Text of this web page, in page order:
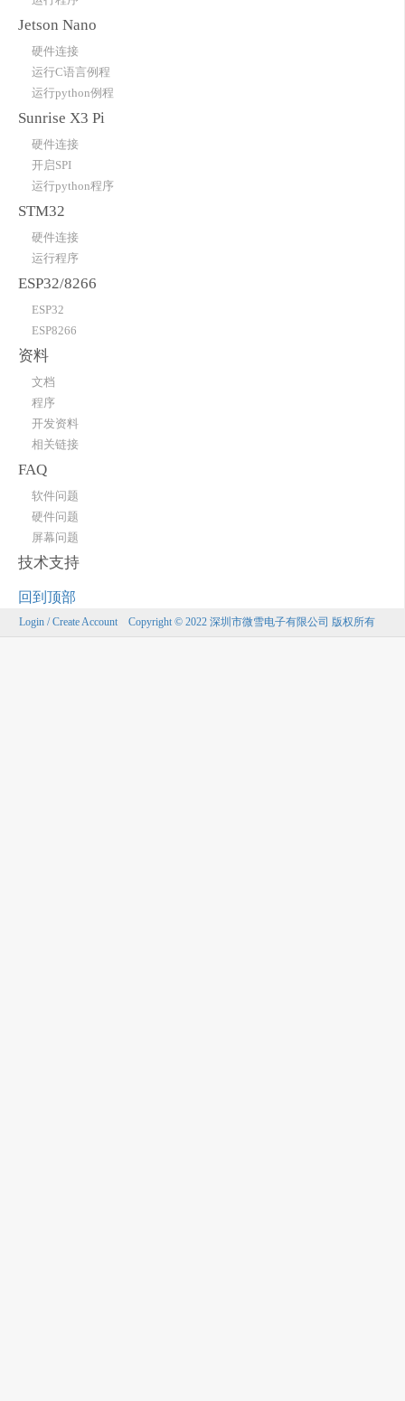
Jetson Nano
硬件连接
运行C语言例程
运行python例程
Sunrise X3 Pi
硬件连接
开启SPI
运行python程序
STM32
硬件连接
运行程序
ESP32/8266
ESP32
ESP8266
资料
文档
程序
开发资料
相关链接
FAQ
软件问题
硬件问题
屏幕问题
技术支持
回到顶部
Login / Create Account Copyright © 2022 深圳市微雪电子有限公司 版权所有